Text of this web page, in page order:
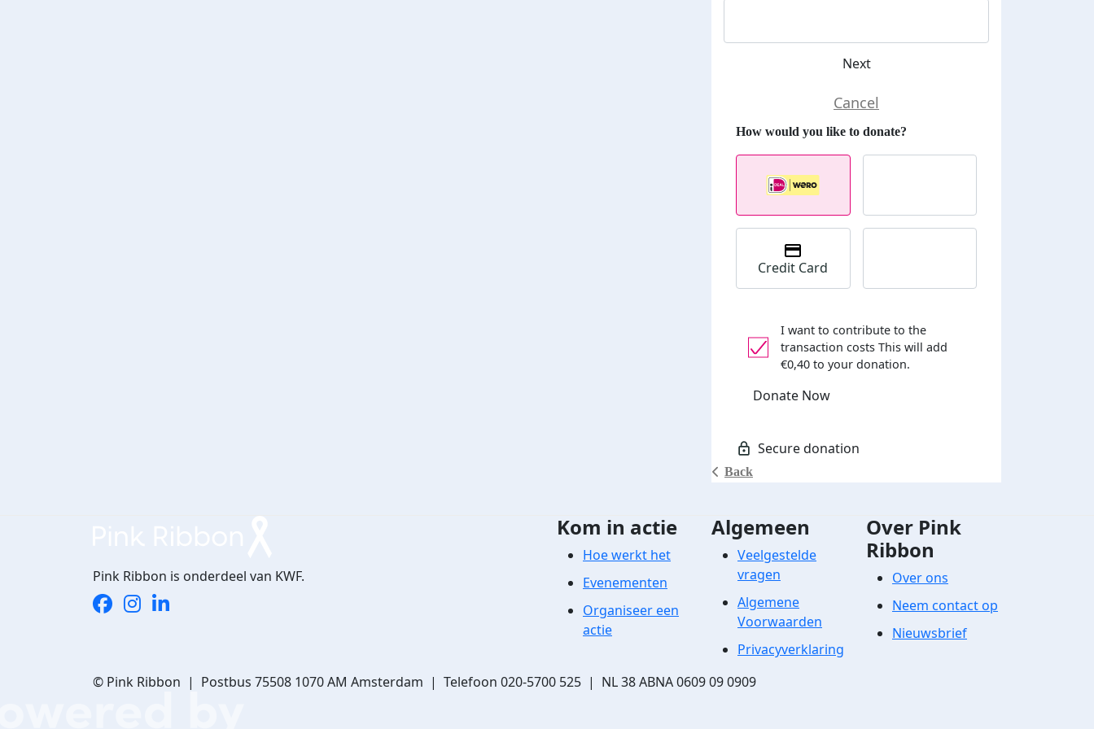
Next
Back
Credit Card
I want to contribute to the
transaction costs This will add
€0,40 to your donation.
Donate Now
Pink Ribbon is onderdeel van KWF.
Kom in actie
Hoe werkt het
Evenementen
Organiseer een
actie
Algemeen
Veelgestelde
vragen
Algemene
Voorwaarden
Privacyverklaring
Over Pink
Ribbon
Over ons
Neem contact op
Nieuwsbrief
© Pink Ribbon | Postbus 75508 1070 AM Amsterdam | Telefoon 020-5700 525 | NL 38 ABNA 0609 09 0909